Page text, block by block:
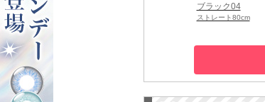
ブラック04
ストレート80cm